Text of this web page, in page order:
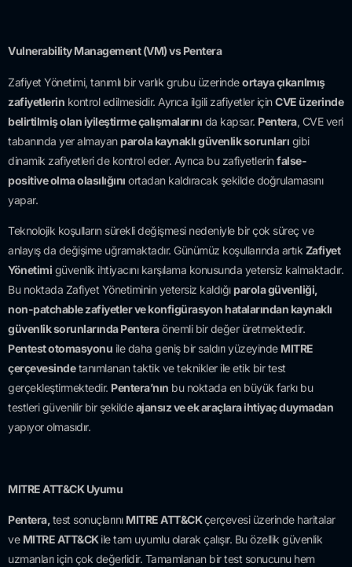
Vulnerability Management (VM) vs Pentera
Zafiyet Yönetimi, tanımlı bir varlık grubu üzerindeortaya çıkarılmış
zafiyetlerin kontrol edilmesidir. Ayrıca ilgili zafiyetler içinCVE üzerinde
belirtilmiş olan iyileştirme çalışmalarını da kapsar. Pentera, CVE veri
tabanında yer almayan parola kaynaklı güvenlik sorunları gibi
dinamik zafiyetleri de kontrol eder. Ayrıca bu zafiyetlerinfalse-
positive olma olasılığını ortadan kaldıracak şekilde doğrulamasını
yapar.
Teknolojik koşulların sürekli değişmesi nedeniyle bir çok süreç ve
anlayış da değişime uğramaktadır. Günümüz koşullarında artık Zafiyet
Yönetimi güvenlik ihtiyacını karşılama konusunda yetersiz kalmaktadır.
Bu noktada Zafiyet Yönetiminin yetersiz kaldığı parola güvenliği,
non-patchable zafiyetler ve konfigürasyon hatalarından kaynaklı
güvenlik sorunlarında Penteraönemli bir değer üretmektedir.
Pentest otomasyonu ile daha geniş bir saldırı yüzeyinde MITRE
çerçevesindetanımlanan taktik ve teknikler ile etik bir test
gerçekleştirmektedir. Pentera’nın bu noktada en büyük farkı bu
testleri güvenilir bir şekildeajansız ve ek araçlara ihtiyaç duymadan
yapıyor olmasıdır.
MITRE ATT&CK Uyumu
Pentera,test sonuçlarını MITRE ATT&CKçerçevesi üzerinde haritalar
ve MITRE ATT&CKile tam uyumlu olarak çalışır. Bu özellik güvenlik
uzmanları için çok değerlidir. Tamamlanan bir test sonucunu hem